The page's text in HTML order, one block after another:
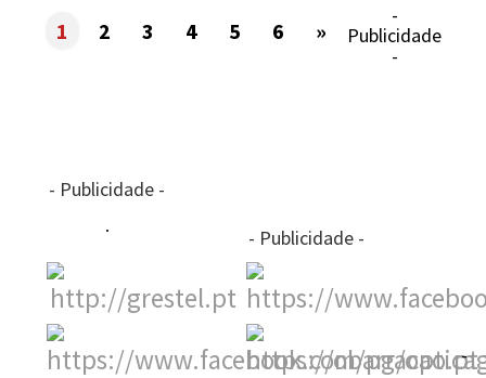
1 2 3 4 5 6 »
-
Publicidade
-
- Publicidade -
- Publicidade -
-